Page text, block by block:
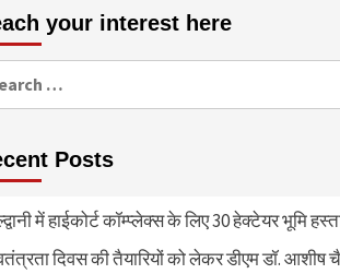
your interest here
Posts
में हाईकोर्ट कॉम्प्लेक्स के लिए 30 हेक्टेयर भूमि
दिवस की तैयारियों को लेकर डीएम डॉ. आशीष